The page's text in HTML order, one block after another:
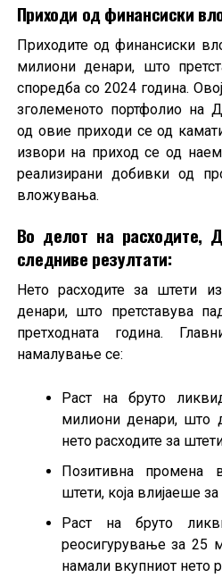
Приходи од финансиски
Приходите од финансиски
милиони денари, што
споредба со 2024 година.
зголеменото портфолио на
од овие приходи се од
извори на приход се од
реализирани добивки од
вложувања.
Во делот на расходите,
следниве резултати:
Нето расходите за штети
денари, што претставува
претходната година.
намалување се:
Раст на бруто
милиони денари, што
нето расходите за
Позитивна промена
штети, која влијаеше
Раст на бруто
реосигурување за 25
намали вкупниот нето